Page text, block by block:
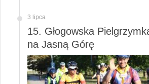
3 lipca
15. Głogowska
na Jasną Górę